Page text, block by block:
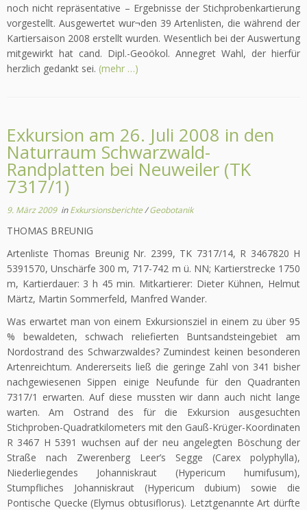
noch nicht repräsentative – Ergebnisse der Stichprobenkartierung
vorgestellt. Ausgewertet wur¬den 39 Artenlisten, die während der
Kartiersaison 2008 erstellt wurden. Wesentlich bei der Auswertung
mitgewirkt hat cand. Dipl.-Geoökol. Annegret Wahl, der hierfür
herzlich gedankt sei. (mehr …)
Exkursion am 26. Juli 2008 in den
Naturraum Schwarzwald-
Randplatten bei Neuweiler (TK
7317/1)
9. März 2009inExkursionsberichte/Geobotanik
THOMAS BREUNIG
Artenliste Thomas Breunig Nr. 2399, TK 7317/14, R 3467820 H
5391570, Unschärfe 300 m, 717-742 m ü. NN; Kartierstrecke 1750
m, Kartierdauer: 3 h 45 min. Mitkartierer: Dieter Kühnen, Helmut
Märtz, Martin Sommerfeld, Manfred Wander.
Was erwartet man von einem Exkursionsziel in einem zu über 95
% bewaldeten, schwach reliefierten Buntsandsteingebiet am
Nordostrand des Schwarzwaldes? Zumindest keinen besonderen
Artenreichtum. Andererseits ließ die geringe Zahl von 341 bisher
nachgewiesenen Sippen einige Neufunde für den Quadranten
7317/1 erwarten. Auf diese mussten wir dann auch nicht lange
warten. Am Ostrand des für die Exkursion ausgesuchten
Stichproben-Quadratkilometers mit den Gauß-Krüger-Koordinaten
R 3467 H 5391 wuchsen auf der neu angelegten Böschung der
Straße nach Zwerenberg Leer’s Segge (Carex polyphylla),
Niederliegendes Johanniskraut (Hypericum humifusum),
Stumpfliches Johanniskraut (Hypericum dubium) sowie die
Pontische Quecke (Elymus obtusiflorus). Letztgenannte Art dürfte